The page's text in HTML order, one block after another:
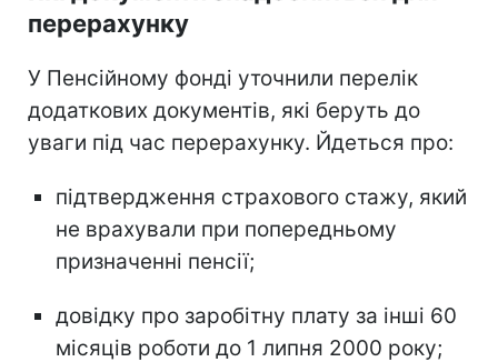
перерахунку
У Пенсійному фонді уточнили перелік
додаткових документів, які беруть до
уваги під час перерахунку. Йдеться про:
підтвердження страхового стажу, який
не врахували при попередньому
призначенні пенсії;
довідку про заробітну плату за інші 60
місяців роботи до 1 липня 2000 року;